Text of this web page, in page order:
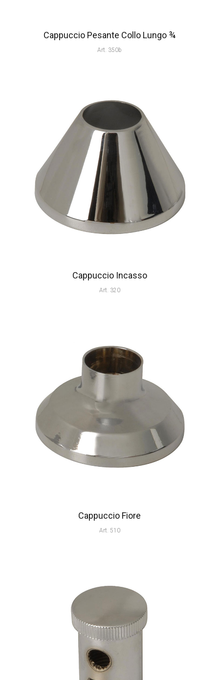
Cappuccio Pesante Collo Lungo ¾
Art. 350b
Cappuccio Incasso
Art. 320
Cappuccio Fiore
Art. 510